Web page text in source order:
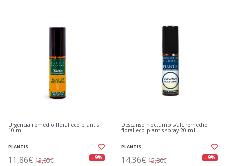
Urgencia remedio floral eco plantis
10 ml
PLANTIS
11,86€ 13,05€ - 9%
Descanso nocturno s/alc remedio
floral eco plantis spray 20 ml
PLANTIS
14,36€ 15,80€ - 9%